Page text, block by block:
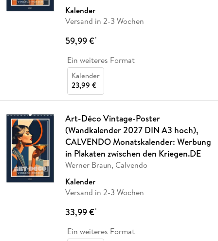
Kalender
Versand in 2-3 Wochen
59,99 €*
Ein weiteres Format
Kalender
23,99 €
Art-Déco Vintage-Poster
(Wandkalender 2027 DIN A3 hoch),
CALVENDO Monatskalender: Werbung
in Plakaten zwischen den Kriegen.DE
Werner Braun, Calvendo
Kalender
Versand in 2-3 Wochen
33,99 €*
Ein weiteres Format